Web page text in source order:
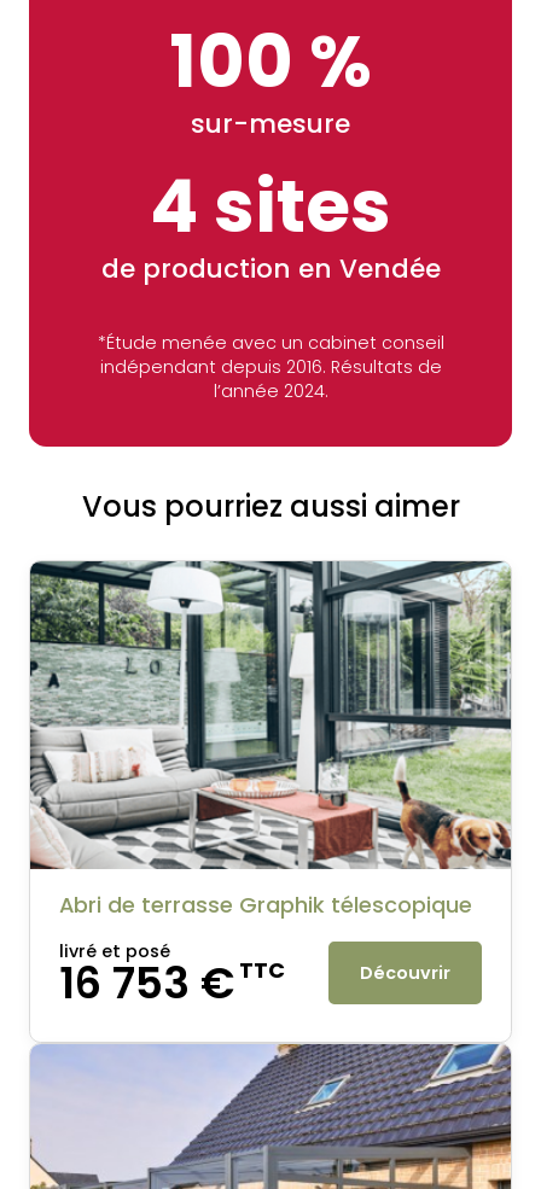
100 %
sur-mesure
4 sites
de production en Vendée
*Étude menée avec un cabinet conseil
indépendant depuis 2016. Résultats de
l’année 2024.
Vous pourriez aussi aimer
Abri de terrasse Graphik télescopique
livré et posé
16 753 €TTC Découvrir